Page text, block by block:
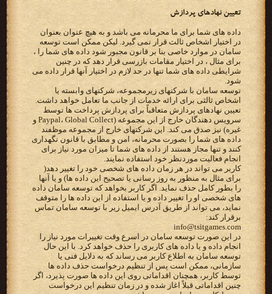
تعیین نهادهای پردازش
داده های شما برای ما محرمانه می باشد و به هیچ عنوان بعنوان
در اختیار اشخاص ثالث قرار نمی گیرد. لیکن ممکن است توسعه
سامان در موارد خاصی بنا بر قانون مجبور شود داده های شما را ،
برای مثال ، در اختیار مقامات بازرسی قرار دهد که در چنین
شرایطی داده های شما تنها در حد لازم در اختیار آنها قرار داده می
شود.
توسعه سامان با شرکتهای زیرمجموعه، شرکتهای وابسته یا
اشخاص ثالثی برای ارائه خدمات از جانب ما تعامل خواهد داشت.
تعیین نهادهای پردازش متعاقباً برای پردازش پرداخت ها توسط
سرویس دهندگان خارج از این مجموعه (Paypal، Global Collect و
غیره) نیز صدق می کند. این شرکتهای خارج از مجموعه موظفند
داده های شما را بصورت محرمانه، امن و مطابق با قانون نگهداری
کنند و تنها مجاز هستند از داده های شما تا میزان مورد نیاز برای
انجام فعالیت موردنظر خود استفاده نمایند.
کاربر می تواند در هر زمان داده های شخصی خود را تغییر دهد(
برای مثال به منظور به روز رسانی یا تصحیح این داده ها) و یا آنها
را بطور کامل حذف نماید. اگر کاربر بخواهد که توسعه سامان داده
های شخصی او را تغییر داده و یا استفاده از این داده ها را متوقف
نماید، می تواند از طریق آدرس ایمیل زیر با توسعه سامان تماس
برقرار کند:
info@tsitgames.com
در این صورت توسعه سامان در اسرع وقت تغییرات مورد نیاز را
انجام داده و یا داده های کاربری را حذف خواهد کرد. با این حال
توسعه سامان به اطلاع کاربر می رساند که به دلایل فنی یا
سازمانی، ممکن است پس از تنظیم درخواست حذف داده ها
توسط کاربر، همچنان اقداماتی روی این داده ها صورت پذیرد، اگر
چنین اقداماتی قبلاً اغاز شده و در زمان تنظیم این درخواست